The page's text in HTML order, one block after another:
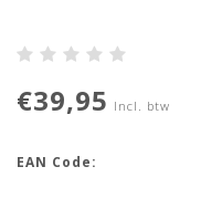
€39,95 Incl. btw
EAN Code: